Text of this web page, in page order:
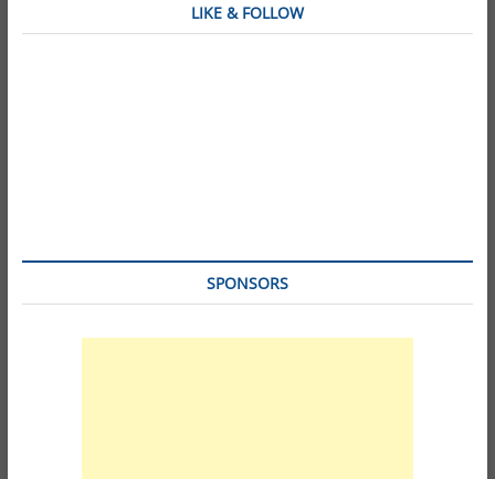
LIKE & FOLLOW
SPONSORS